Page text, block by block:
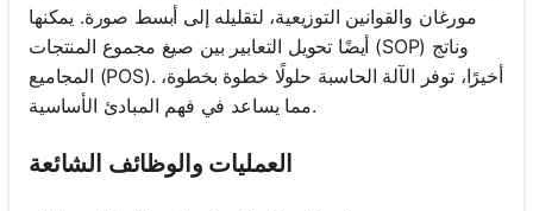
مورغان والقوانين التوزيعية، لتقليله إلى أبسط صورة. يمكنها
أيضًا تحويل التعابير بين صيغ مجموع المنتجات (SOP) وناتج
المجاميع (POS). أخيرًا، توفر الآلة الحاسبة حلولًا خطوة بخطوة،
مما يساعد في فهم المبادئ الأساسية.
العمليات والوظائف الشائعة